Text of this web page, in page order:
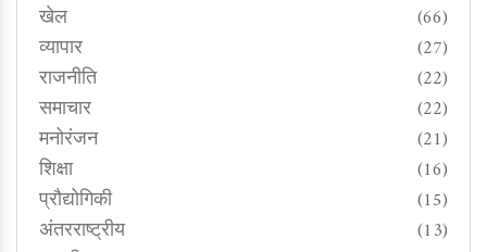
खेल (66)
व्यापार (27)
राजनीति (22)
समाचार (22)
मनोरंजन (21)
शिक्षा (16)
प्रौद्योगिकी (15)
अंतरराष्ट्रीय (13)